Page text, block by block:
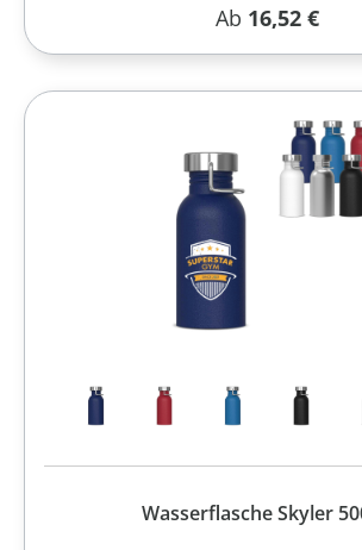
Regulärer Preis:
Ab 16,52 €
Wasserflasche Skyler